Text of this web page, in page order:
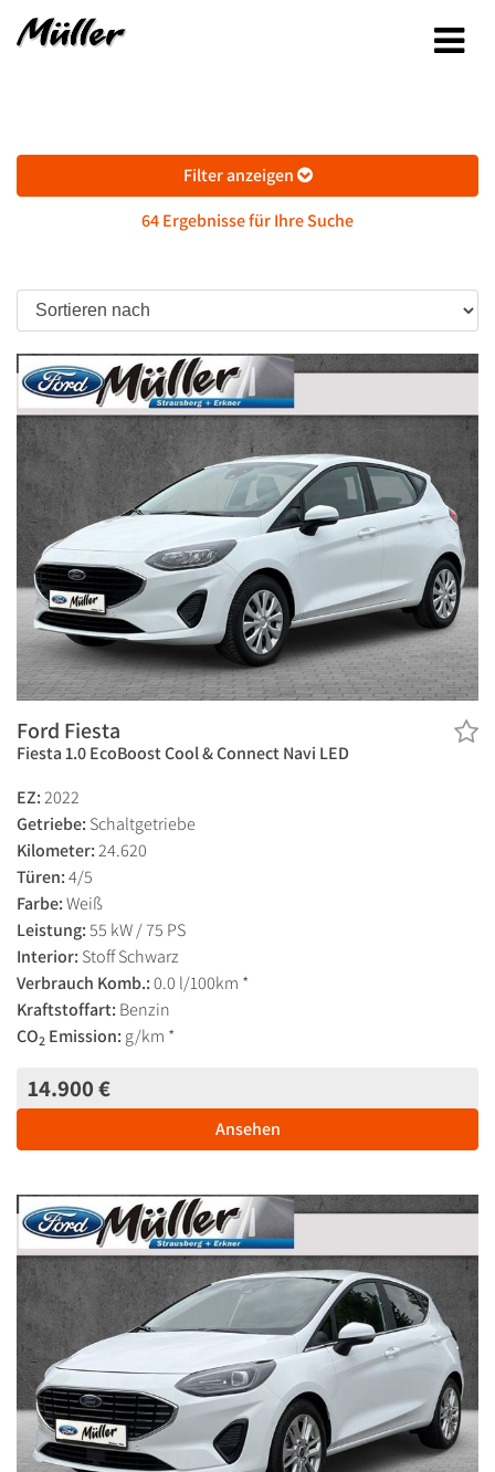
64 Ergebnisse für Ihre Suche
Ford Fiesta
Fiesta 1.0 EcoBoost Cool & Connect Navi LED
EZ:2022
Getriebe: Schaltgetriebe
Kilometer:24.620
Türen:4/5
Farbe:Weiß
Leistung:55 kW / 75 PS
Interior: Stoff Schwarz
Verbrauch Komb.:0.0 l/100km *
Kraftstoffart: Benzin
CO2 Emission: g/km *
14.900 €
Ansehen
Filter anzeigen